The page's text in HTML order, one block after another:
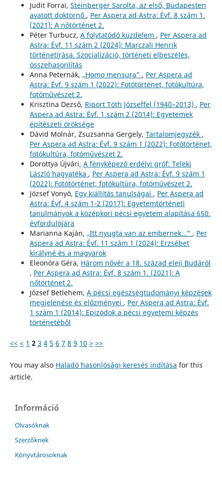
Judit Forrai, Steinberger Sarolta, az első, Budapesten
avatott doktornő , Per Aspera ad Astra: Évf. 8 szám 1.
(2021): A nőtörténet 2.
Péter Turbucz, A folytatódó küzdelem , Per Aspera ad
Astra: Évf. 11 szám 2 (2024): Marczali Henrik
történetírása. Szocializáció, történeti elbeszélés,
összehasonlítás
Anna Peternák, „Homo mensura” , Per Aspera ad
Astra: Évf. 9 szám 1 (2022): Fotótörténet, fotókultúra,
fotóművészet 2.
Krisztina Dezső, Riport Tóth Józseffel (1940–2013) , Per
Aspera ad Astra: Évf. 1 szám 2 (2014): Egyetemek
építészeti öröksége
Dávid Molnár, Zsuzsanna Gergely, Tartalomjegyzék ,
Per Aspera ad Astra: Évf. 9 szám 1 (2022): Fotótörténet,
fotókultúra, fotóművészet 2.
Dorottya Újvári, A fényképező erdélyi gróf: Teleki
László hagyatéka , Per Aspera ad Astra: Évf. 9 szám 1
(2022): Fotótörténet, fotókultúra, fotóművészet 2.
József Vonyó, Egy kiállítás tanulságai , Per Aspera ad
Astra: Évf. 4 szám 1-2 (2017): Egyetemtörténeti
tanulmányok a középkori pécsi egyetem alapítása 650.
évfordulójára
Marianna Kaján, „Itt nyugta van az embernek…” , Per
Aspera ad Astra: Évf. 11 szám 1 (2024): Erzsébet
királyné és a magyarok
Eleonóra Géra, Három nővér a 18. század eleji Budáról
, Per Aspera ad Astra: Évf. 8 szám 1. (2021): A
nőtörténet 2.
József Betlehem, A pécsi egészségtudományi képzések
megjelenése és előzményei , Per Aspera ad Astra: Évf.
1 szám 1 (2014): Epizódok a pécsi egyetemi képzés
történetéből
<< < 1 2 3 4 5 6 7 8 9 10 > >>
You may also Haladó hasonlósági keresés indítása for this
article.
Információ
Olvasóknak
Szerzőknek
Könyvtárosoknak